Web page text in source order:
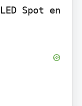
LED Spot en